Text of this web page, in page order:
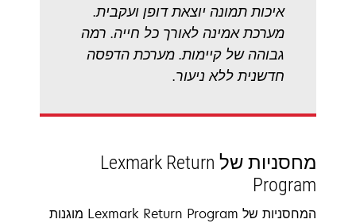
איכות תמונה יוצאת דופן ועקבית.
מערכת אמינה לאורך כל חייה. רמה
גבוהה של קיימות. מערכת הדפסה
חדשנית ללא ניעור.
מחסניות של Lexmark Return
Program
המחסניות של Lexmark Return Program מוגנות